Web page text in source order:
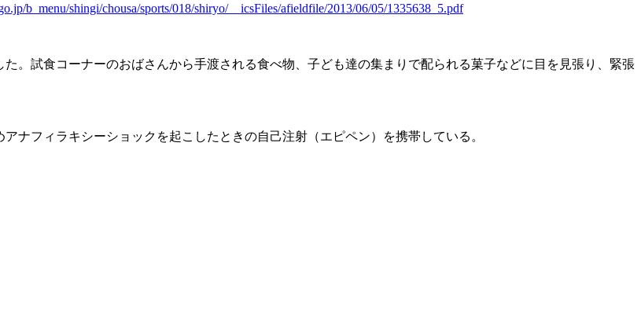
b_menu/shingi/chousa/sports/018/shiryo/__icsFiles/afieldfile/2013/06/05/1335638_5.pdf
。試食コーナーのおばさんから手渡される食べ物、子ども達の集まりで配られる菓子などに目を見張り、緊張
ナフィラキシーショックを起こしたときの自己注射（エピペン）を携帯している。